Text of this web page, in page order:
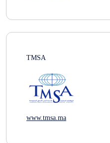
TMSA
www.tmsa.ma